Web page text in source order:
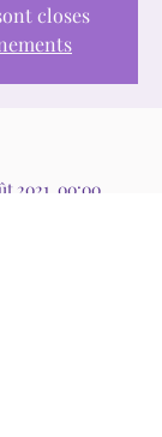
closes
2021, 00:00